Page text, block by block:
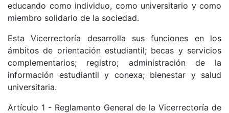
educando como individuo, como universitario y como
miembro solidario de la sociedad.
Esta Vicerrectoría desarrolla sus funciones en los
ámbitos de orientación estudiantil; becas y servicios
complementarios; registro; administración de la
información estudiantil y conexa; bienestar y salud
universitaria.
Artículo 1 - Reglamento General de la Vicerrectoría de